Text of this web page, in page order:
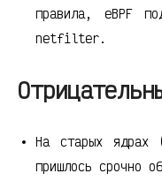
правила, eBPF
netfilter.
На старых ядрах
пришлось срочно